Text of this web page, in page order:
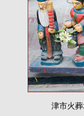
津市火